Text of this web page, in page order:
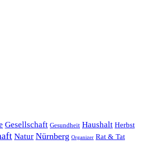
Gesellschaft Gesundheit Haushalt Herbst
Natur Nürnberg Organizer Rat & Tat